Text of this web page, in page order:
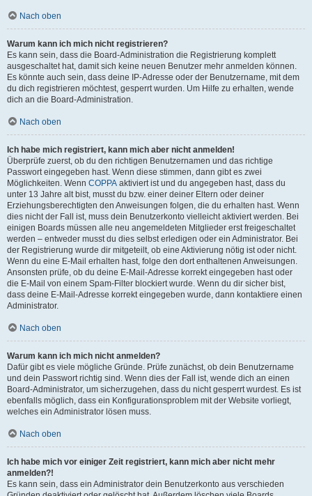
Nach oben
Warum kann ich mich nicht registrieren?
Es kann sein, dass die Board-Administration die Registrierung komplett
ausgeschaltet hat, damit sich keine neuen Benutzer mehr anmelden können.
Es könnte auch sein, dass deine IP-Adresse oder der Benutzername, mit dem
du dich registrieren möchtest, gesperrt wurden. Um Hilfe zu erhalten, wende
dich an die Board-Administration.
Nach oben
Ich habe mich registriert, kann mich aber nicht anmelden!
Überprüfe zuerst, ob du den richtigen Benutzernamen und das richtige
Passwort eingegeben hast. Wenn diese stimmen, dann gibt es zwei
Möglichkeiten. Wenn COPPA aktiviert ist und du angegeben hast, dass du
unter 13 Jahre alt bist, musst du bzw. einer deiner Eltern oder deiner
Erziehungsberechtigten den Anweisungen folgen, die du erhalten hast. Wenn
dies nicht der Fall ist, muss dein Benutzerkonto vielleicht aktiviert werden. Bei
einigen Boards müssen alle neu angemeldeten Mitglieder erst freigeschaltet
werden – entweder musst du dies selbst erledigen oder ein Administrator. Bei
der Registrierung wurde dir mitgeteilt, ob eine Aktivierung nötig ist oder nicht.
Wenn du eine E-Mail erhalten hast, folge den dort enthaltenen Anweisungen.
Ansonsten prüfe, ob du deine E-Mail-Adresse korrekt eingegeben hast oder
die E-Mail von einem Spam-Filter blockiert wurde. Wenn du dir sicher bist,
dass deine E-Mail-Adresse korrekt eingegeben wurde, dann kontaktiere einen
Administrator.
Nach oben
Warum kann ich mich nicht anmelden?
Dafür gibt es viele mögliche Gründe. Prüfe zunächst, ob dein Benutzername
und dein Passwort richtig sind. Wenn dies der Fall ist, wende dich an einen
Board-Administrator, um sicherzugehen, dass du nicht gesperrt wurdest. Es ist
ebenfalls möglich, dass ein Konfigurationsproblem mit der Website vorliegt,
welches ein Administrator lösen muss.
Nach oben
Ich habe mich vor einiger Zeit registriert, kann mich aber nicht mehr
anmelden?!
Es kann sein, dass ein Administrator dein Benutzerkonto aus verschieden